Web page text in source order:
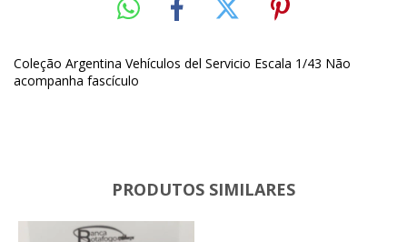
Coleção Argentina Vehículos del Servicio Escala 1/43 Não
acompanha fascículo
PRODUTOS SIMILARES